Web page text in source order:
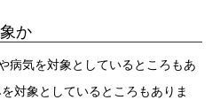
か
病気を対象としているところもあ
対象としているところもありま